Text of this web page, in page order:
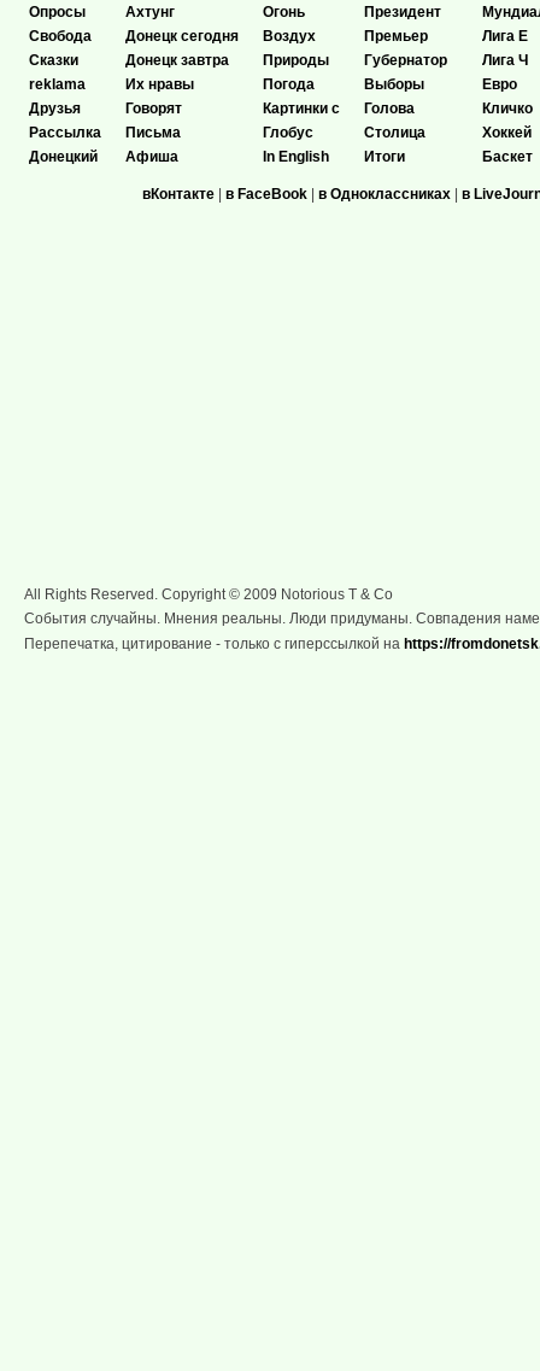
Опросы
Свобода
Сказки
reklama
Друзья
Рассылка
Донецкий
Ахтунг
Донецк сегодня
Донецк завтра
Их нравы
Говорят
Письма
Афиша
Огонь
Воздух
Природы
Погода
Картинки с
Глобус
In English
Президент
Премьер
Губернатор
Выборы
Голова
Столица
Итоги
Лига Е
Лига Ч
Евро
Кличко
Хоккей
Баскет
вКонтакте | в FaceBook | в Одноклассниках | в
All Rights Reserved. Copyright © 2009 Notorious T & Co
События случайны. Мнения реальны. Люди придуманы. Совпадения
Перепечатка, цитирование - только с гиперссылкой на https://